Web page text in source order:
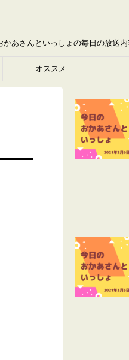
あさんといっしょの毎日の放送
オススメ